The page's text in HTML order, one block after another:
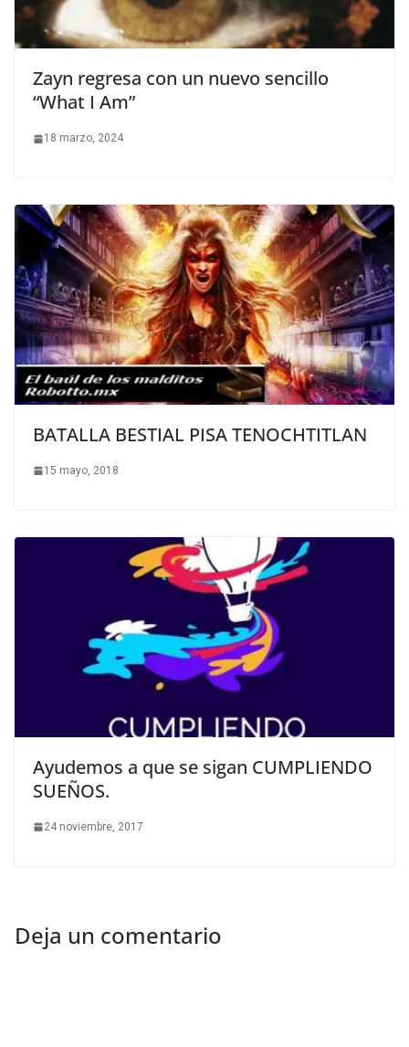
Zayn regresa con un nuevo sencillo
“What I Am”
18 marzo, 2024
BATALLA BESTIAL PISA TENOCHTITLAN
15 mayo, 2018
Ayudemos a que se sigan CUMPLIENDO
SUEÑOS.
24 noviembre, 2017
Deja un comentario